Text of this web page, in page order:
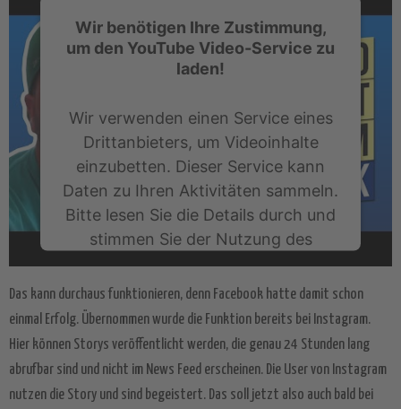
Wir benötigen Ihre Zustimmung,
um den YouTube Video-Service zu
laden!
Wir verwenden einen Service eines
Drittanbieters, um Videoinhalte
einzubetten. Dieser Service kann
Daten zu Ihren Aktivitäten sammeln.
Bitte lesen Sie die Details durch und
stimmen Sie der Nutzung des
Service zu, um dieses Video
anzusehen.
Mehr Informationen
Akzeptieren
Das kann durchaus funktionieren, denn Facebook hatte damit schon
einmal Erfolg. Übernommen wurde die Funktion bereits bei Instagram.
Hier können Storys veröffentlicht werden, die genau 24 Stunden lang
abrufbar sind und nicht im News Feed erscheinen. Die User von Instagram
nutzen die Story und sind begeistert. Das soll jetzt also auch bald bei